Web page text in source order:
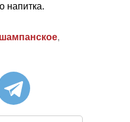
напитка.
шампанское,